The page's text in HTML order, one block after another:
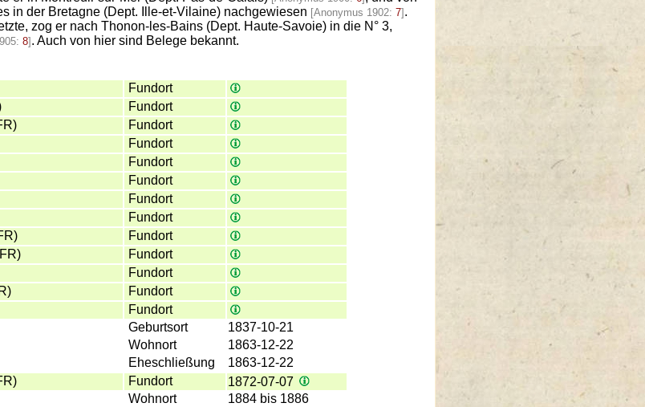
in der Bretagne (Dept. Ille-et-Vilaine) nachgewiesen [Anonymus 1902: 7] .
zog er nach Thonon-les-Bains (Dept. Haute-Savoie) in die N° 3,
8] . Auch von hier sind Belege bekannt.
Fundort
Fundort
Fundort
Fundort
Fundort
Fundort
Fundort
Fundort
Fundort
Fundort
Fundort
Fundort
Fundort
Geburtsort
1837-10-21
Wohnort
1863-12-22
Eheschließung
1863-12-22
Fundort
1872-07-07
Wohnort
1884 bis 1886